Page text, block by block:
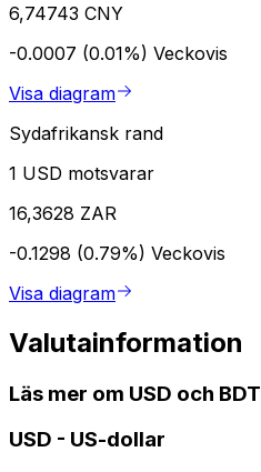
6,74743 CNY
-0.0007 (0.01%) Veckovis
Visa diagram
Sydafrikansk rand
1 USD motsvarar
16,3628 ZAR
-0.1298 (0.79%) Veckovis
Visa diagram
Valutainformation
Läs mer om USD och BDT
USD - US-dollar